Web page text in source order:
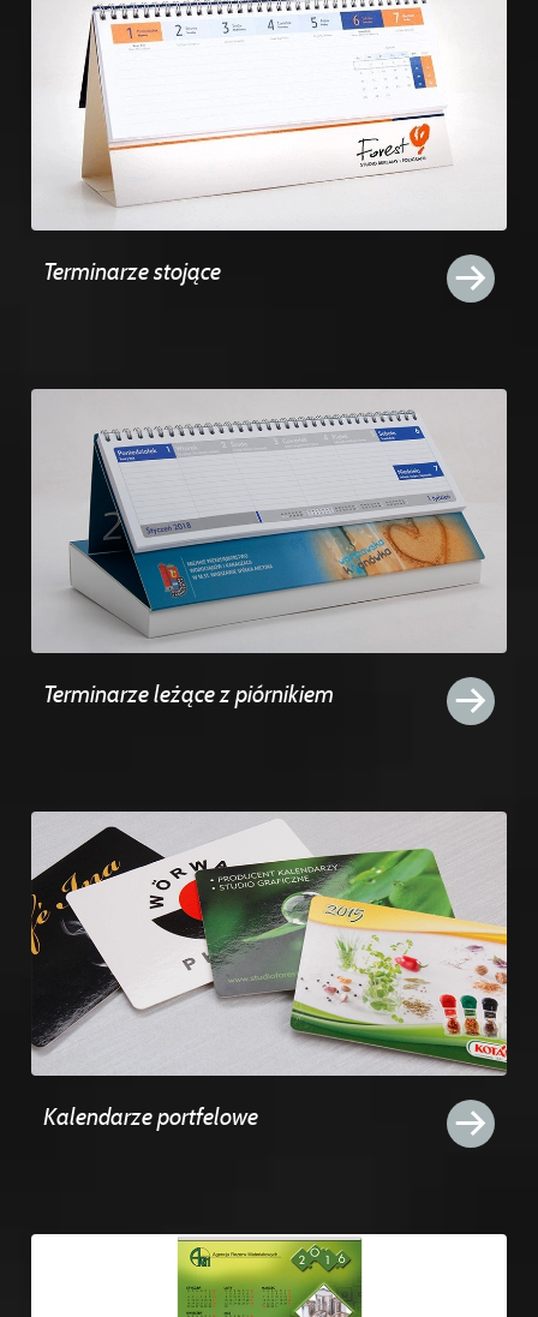
Terminarze stojące
Terminarze leżące z piórnikiem
Kalendarze portfelowe